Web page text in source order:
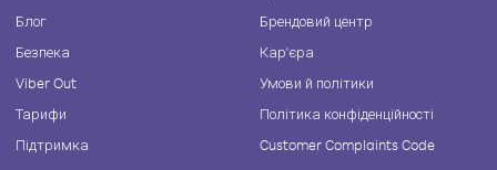
Блог
Безпека
Viber Out
Тарифи
Підтримка
Брендовий центр
Кар'єра
Умови й політики
Політика конфіденційності
Customer Complaints Code